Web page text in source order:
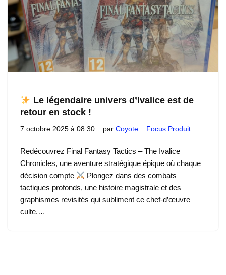
Le légendaire univers d’Ivalice est de
retour en stock !
7 octobre 2025 à 08:30 par Coyote Focus Produit
Redécouvrez Final Fantasy Tactics – The Ivalice
Chronicles, une aventure stratégique épique où chaque
décision compte
Plongez dans des combats
tactiques profonds, une histoire magistrale et des
graphismes revisités qui subliment ce chef-d’œuvre
culte.…